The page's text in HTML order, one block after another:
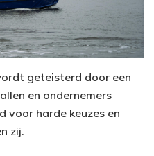
geteisterd door een
en ondernemers
voor harde keuzes en
zij.